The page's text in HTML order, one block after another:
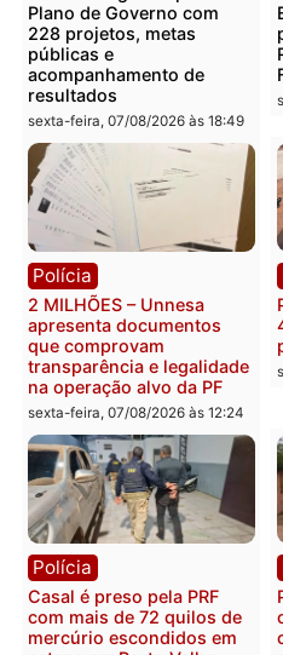
PM encontra drogas em
bicicleta de falso vendedor
de salgados em Porto
Velho
segunda-feira, 10/08/2026 às
07:48
Política
Marcos Rogério apresenta
Plano de Governo com
228 projetos, metas
públicas e
acompanhamento de
resultados
sexta-feira, 07/08/2026 às 18:49